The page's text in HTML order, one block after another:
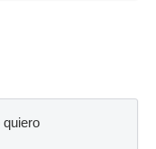
quiero